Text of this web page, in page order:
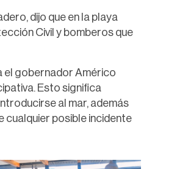
dijo que en la playa
Civil y bomberos que
el gobernador Américo
Esto significa
al mar, además
cualquier posible incidente